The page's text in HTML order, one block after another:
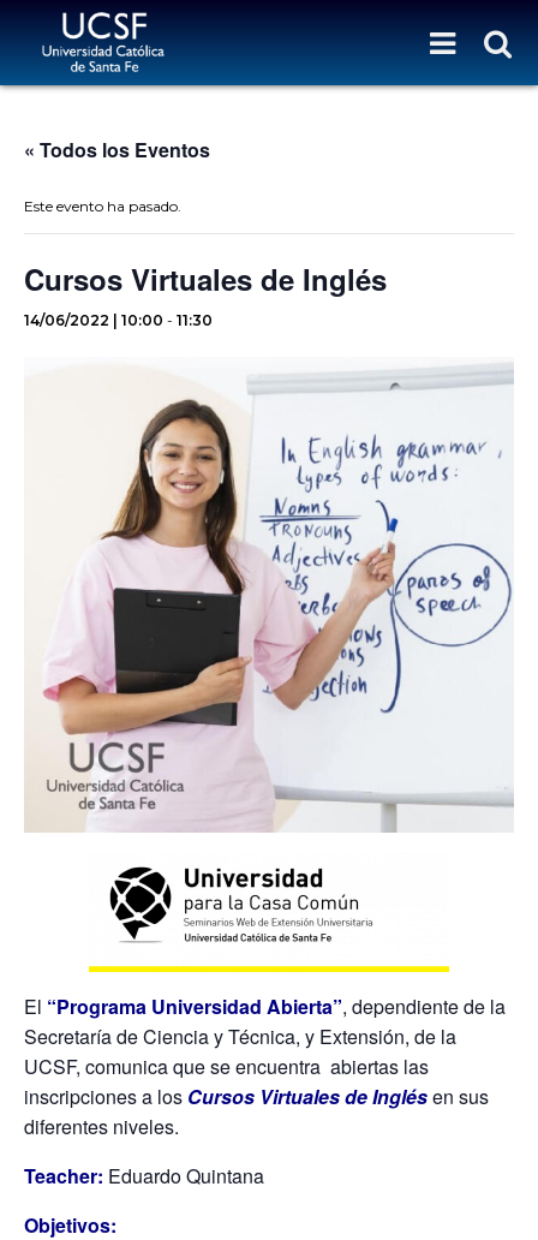
« Todos los Eventos
Este evento ha pasado.
Cursos Virtuales de Inglés
14/06/2022 | 10:00 - 11:30
El “Programa Universidad Abierta”, dependiente de la
Secretaría de Ciencia y Técnica, y Extensión, de la
UCSF, comunica que se encuentra abiertas las
inscripciones a los Cursos Virtuales de Inglésen sus
diferentes niveles.
Teacher: Eduardo Quintana
Objetivos: